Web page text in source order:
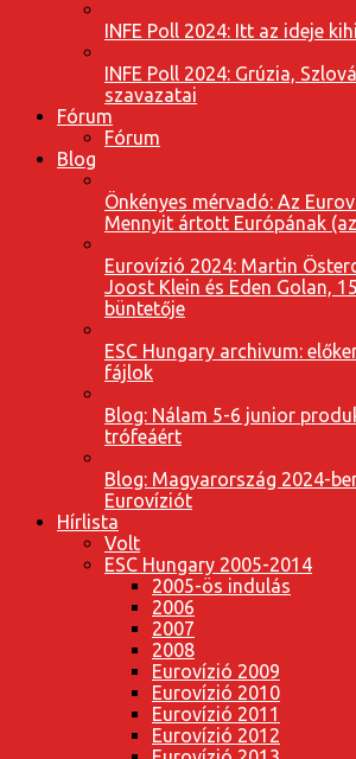
INFE Poll 2024: Itt az ideje
INFE Poll 2024: Grúzia,
szavazatai
Fórum
Fórum
Blog
Önkényes mérvadó: Az
Mennyit ártott Európának
Eurovízió 2024: Martin
Joost Klein és Eden Golan,
büntetője
ESC Hungary archivum:
fájlok
Blog: Nálam 5-6 junior
trófeáért
Blog: Magyarország 2024-
Eurovíziót
Hírlista
Volt
ESC Hungary 2005-2014
2005-ös indulás
2006
2007
2008
Eurovízió 2009
Eurovízió 2010
Eurovízió 2011
Eurovízió 2012